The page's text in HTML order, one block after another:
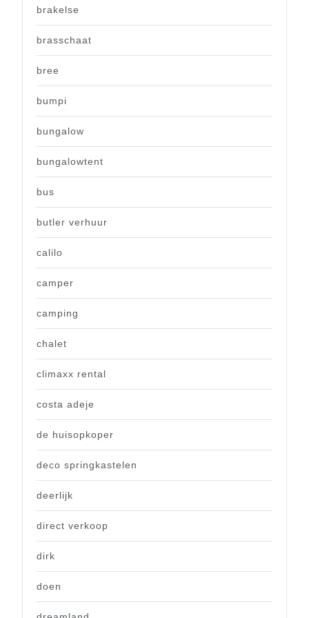
brakelse
brasschaat
bree
bumpi
bungalow
bungalowtent
bus
butler verhuur
calilo
camper
camping
chalet
climaxx rental
costa adeje
de huisopkoper
deco springkastelen
deerlijk
direct verkoop
dirk
doen